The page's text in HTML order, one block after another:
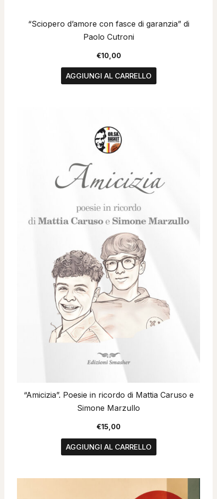
“Sciopero d’amore con fasce di garanzia” di
Paolo Cutroni
€10,00
AGGIUNGI AL CARRELLO
“Amicizia”. Poesie in ricordo di Mattia Caruso e
Simone Marzullo
€15,00
AGGIUNGI AL CARRELLO